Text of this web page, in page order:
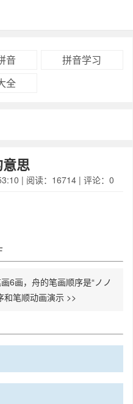
音
拼音学习
全
思
| 阅读：16714 | 评论：0
6画，舟的笔画顺序是“ノノ
和笔顺动画演示 >>